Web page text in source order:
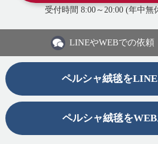
受付時間 8:00～20:00 (年中
LINEやWEBでの依頼
ペルシャ絨毯を
ペルシャ絨毯を